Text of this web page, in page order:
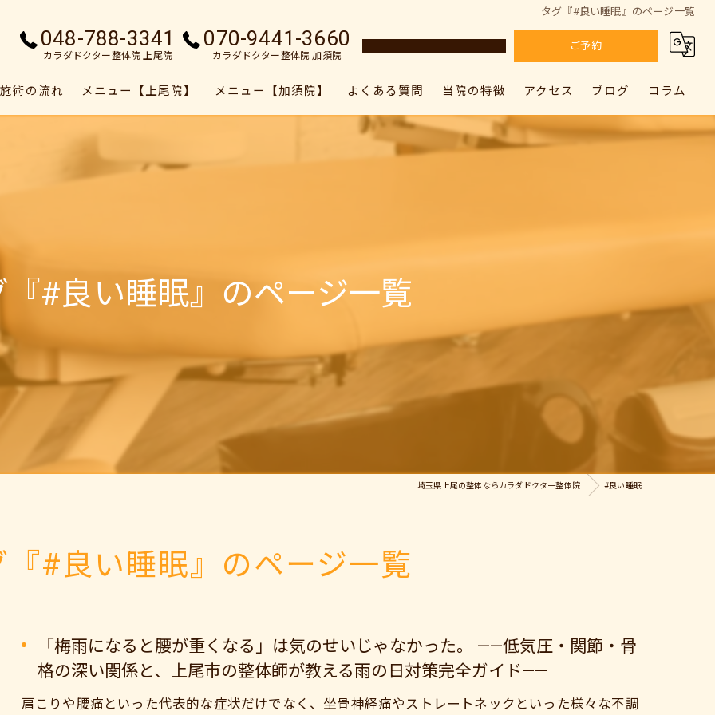
タグ『#良い睡眠』のページ一覧
048-788-3341
カラダドクター整体院 上尾院
070-9441-3660
カラダドクター整体院 加須院
ご予約
施術の流れ メニュー【上尾院】 メニュー【加須院】 よくある質問 当院の特徴
肩こり
アクセス
カラダドクター整体院 上尾院
ブログ コラム
『#良い睡眠』のページ一覧
埼玉県上尾の整体ならカラダドクター整体院 #良い睡眠
『#良い睡眠』のページ一覧
「梅雨になると腰が重くなる」は気のせいじゃなかった。 ——低気圧・関節・骨
格の深い関係と、上尾市の整体師が教える雨の日対策完全ガイド——
肩こりや腰痛といった代表的な症状だけでなく、坐骨神経痛やストレートネックといった様々な不調